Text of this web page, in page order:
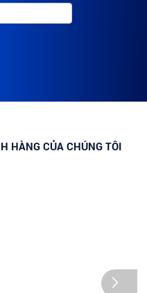
HÀNG CỦA CHÚNG TÔI